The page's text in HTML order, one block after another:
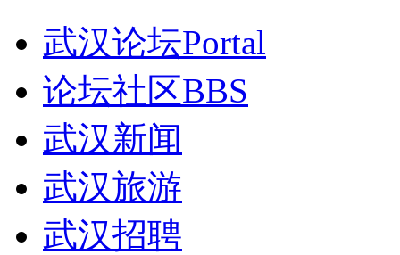
武汉论坛Portal
论坛社区BBS
武汉新闻
武汉旅游
武汉招聘